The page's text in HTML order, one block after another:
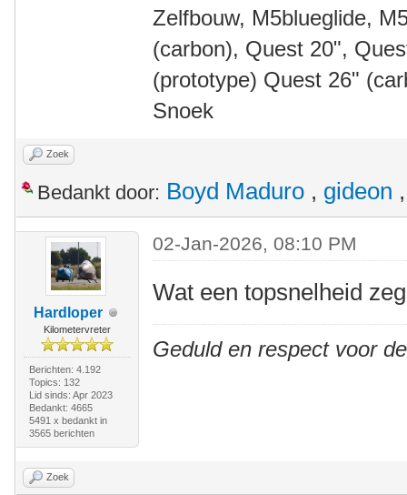
Zelfbouw, M5blueglide,
(carbon), Quest 20",
(prototype) Quest 26"
Snoek
Zoek
Bedankt door: Boyd Maduro , gideon
Hardloper
Kilometervreter
Berichten: 4.192
Topics: 132
Lid sinds: Apr 2023
Bedankt: 4665
5491 x bedankt in
3565 berichten
02-Jan-2026, 08:10 PM
Wat een topsnelheid
Geduld en respect voor
Zoek